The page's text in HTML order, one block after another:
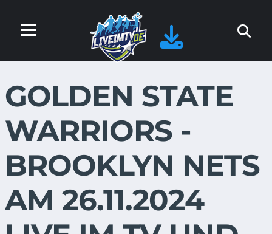
GOLDEN STATE
WARRIORS -
BROOKLYN NETS
AM 26.11.2024